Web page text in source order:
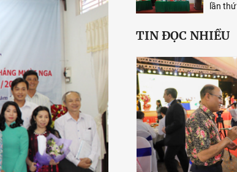
lần
TIN ĐỌC NHIỀU